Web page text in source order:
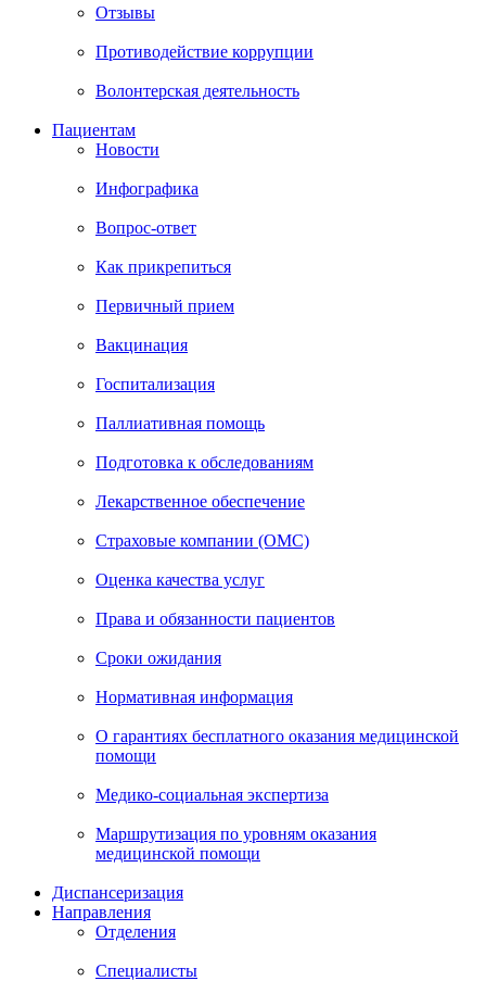
Отзывы
Противодействие коррупции
Волонтерская деятельность
Пациентам
Новости
Инфографика
Вопрос-ответ
Как прикрепиться
Первичный прием
Вакцинация
Госпитализация
Паллиативная помощь
Подготовка к обследованиям
Лекарственное обеспечение
Страховые компании (ОМС)
Оценка качества услуг
Права и обязанности пациентов
Сроки ожидания
Нормативная информация
О гарантиях бесплатного оказания медицинской
помощи
Медико-социальная экспертиза
Маршрутизация по уровням оказания
медицинской помощи
Диспансеризация
Направления
Отделения
Специалисты